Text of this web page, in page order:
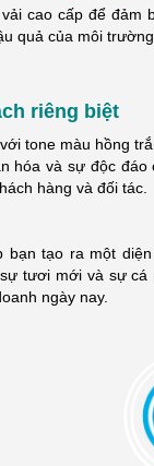
cao cấp để đảm
quả của môi
riêng biệt
tone màu hồng
hóa và sự độc
hàng và đối tác.
bạn tạo ra một
tươi mới và sự
ngày nay.